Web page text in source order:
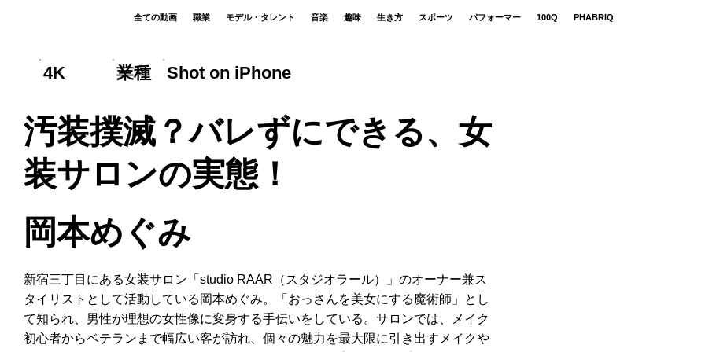
全ての動画 職業 モデル・タレント 音楽 趣味 生き方 スポーツ パフォーマー 100Q PHABRIQ
4K 業種 Shot on iPhone
岡本めぐみ
新宿三丁目にある女装サロン「studio RAAR（スタジオラール）」のオーナー兼ス
タイリストとして活動している岡本めぐみ。「おっさんを美女にする魔術師」とし
て知られ、男性が理想の女性像に変身する手伝いをしている。サロンでは、メイク
初心者からベテランまで幅広い客が訪れ、個々の魅力を最大限に引き出すメイクや
汚装撲滅？バレずにできる、女
装サロンの実態！